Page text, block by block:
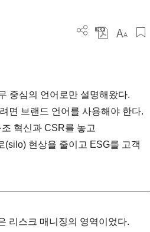
중심의 언어로만 설명해왔다.
면 브랜드 언어를 사용해야 한다.
혁신과 CSR를 놓고
(silo) 현상을 줄이고 ESG를 고객
리스크 매니징의 영역이었다.